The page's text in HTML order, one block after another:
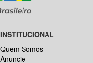
INSTITUCIONAL
Quem Somos
Anuncie